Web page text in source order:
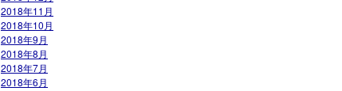
2018年11月
2018年10月
2018年9月
2018年8月
2018年7月
2018年6月